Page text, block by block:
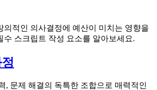
의적인 의사결정에 예산이 미치는 영향을
수 스크립트 작성 요소를 알아보세요.
, 문제 해결의 독특한 조합으로 매력적인